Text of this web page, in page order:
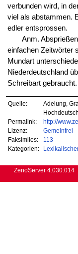
verbunden wird, in
viel als abstammen.
edler entsprossen.
Anm.
einfachen Zeitwörter
Mundart
Niederdeutschland
Schreibart gebraucht.
Quelle:
Adelung,
Permalink:
http://
Lizenz:
Gemeinfrei
Faksimiles:
113
Kategorien:
ZenoServer 4.030.014